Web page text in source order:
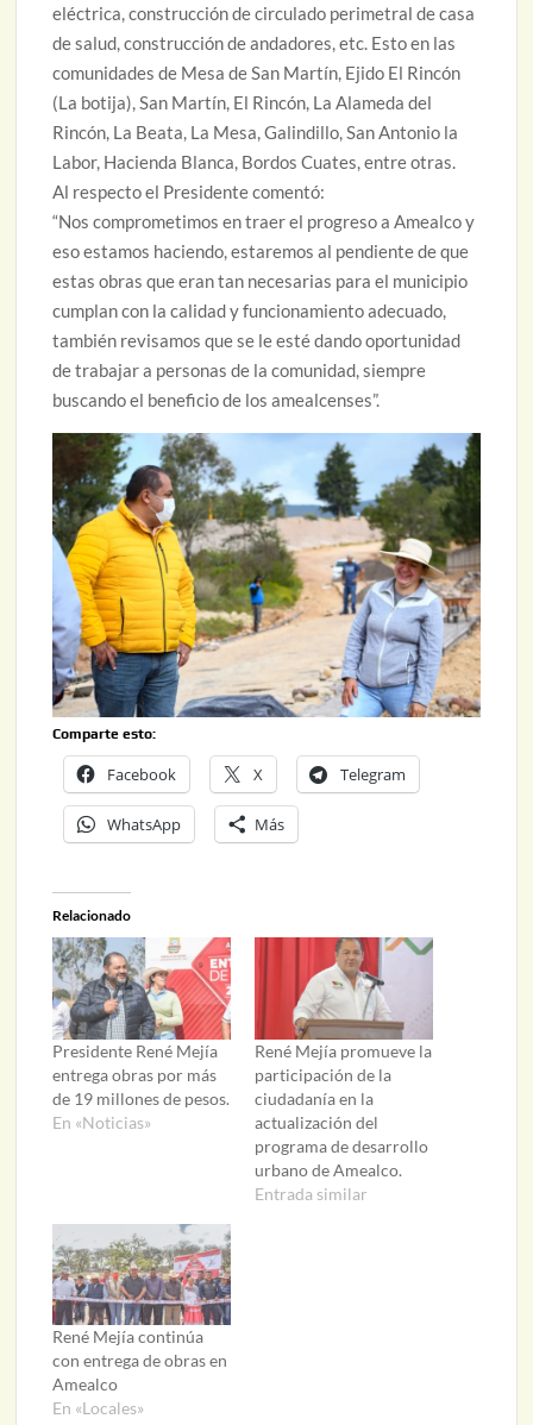
eléctrica, construcción de circulado perimetral de casa
de salud, construcción de andadores, etc. Esto en las
comunidades de Mesa de San Martín, Ejido El Rincón
(La botija), San Martín, El Rincón, La Alameda del
Rincón, La Beata, La Mesa, Galindillo, San Antonio la
Labor, Hacienda Blanca, Bordos Cuates, entre otras.
Al respecto el Presidente comentó:
“Nos comprometimos en traer el progreso a Amealco y
eso estamos haciendo, estaremos al pendiente de que
estas obras que eran tan necesarias para el municipio
cumplan con la calidad y funcionamiento adecuado,
también revisamos que se le esté dando oportunidad
de trabajar a personas de la comunidad, siempre
buscando el beneficio de los amealcenses”.
Comparte esto:
Facebook X Telegram
WhatsApp Más
Relacionado
Presidente René Mejía
entrega obras por más
de 19 millones de pesos.
En «Noticias»
René Mejía promueve la
participación de la
ciudadanía en la
actualización del
programa de desarrollo
urbano de Amealco.
Entrada similar
René Mejía continúa
con entrega de obras en
Amealco
En «Locales»